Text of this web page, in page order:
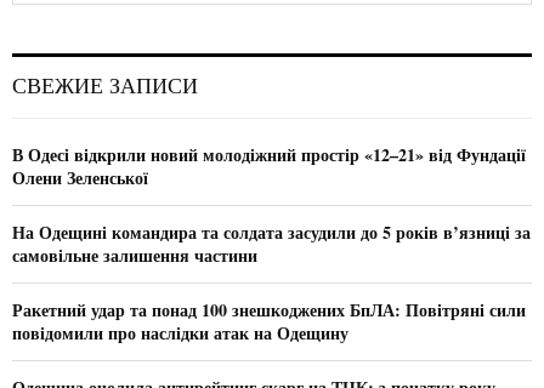
h
o
r
C
СВЕЖИЕ ЗАПИСИ
В Одесі відкрили новий молодіжний простір «12–21» від Фундації
Олени Зеленської
На Одещині командира та солдата засудили до 5 років в’язниці за
самовільне залишення частини
Ракетний удар та понад 100 знешкоджених БпЛА: Повітряні сили
повідомили про наслідки атак на Одещину